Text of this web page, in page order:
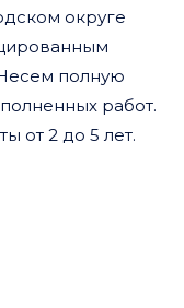
округе
полную
работ.
от 2 до 5 лет.